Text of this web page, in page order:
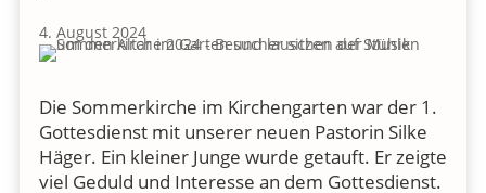
4. August 2024
Die Sommerkirche im Kirchengarten war der 1.
Gottesdienst mit unserer neuen Pastorin Silke
Häger. Ein kleiner Junge wurde getauft. Er zeigte
viel Geduld und Interesse an dem Gottesdienst.